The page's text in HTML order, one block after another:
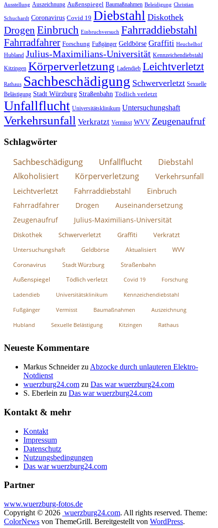
Ausstellung Auszeichnung Außenspiegel Baumaßnahmen Beleidigung Christian
Schuchardt Coronavirus Covid 19 Diebstahl Diskothek
Drogen Einbruch Einbruchversuch Fahrraddiebstahl
Fahrradfahrer Forschung Fußgänger Geldbörse Graffiti Heuchelhof
Hubland Julius-Maximilians-Universität Kennzeichendiebstahl
Kitzingen Körperverletzung Ladendieb Leichtverletzt
Rathaus Sachbeschädigung Schwerverletzt Sexuelle
Belästigung Stadt Würzburg Straßenbahn Tödlich verletzt
Unfallflucht Universitätsklinikum Untersuchungshaft
Verkehrsunfall Verkratzt Vermisst WVV Zeugenaufruf
Schlagwörter
Sachbeschädigung Unfallflucht
Diebstahl
Alkoholisiert
Körperverletzung Verkehrsunfall
Leichtverletzt Fahrraddiebstahl Einbruch
Fahrradfahrer Drogen
Auseinandersetzung
Zeugenaufruf
Julius-Maximilians-Universität
Diskothek Schwerverletzt Graffiti Verkratzt
Untersuchungshaft Geldbörse Aktualisiert
WVV
Coronavirus
Stadt Würzburg Straßenbahn
Außenspiegel Tödlich verletzt Covid 19 Forschung
Ladendieb Universitätsklinikum Kennzeichendiebstahl
Fußgänger Vermisst Baumaßnahmen Auszeichnung
Hubland Sexuelle Belästigung Kitzingen Rathaus
Neueste Kommentare
Markus Schneiderzu Abzocke durch unlauteren Elektro-
Notdienst
wuerzburg24.com zu Das war wuerzburg24.com
S. Eberlein zu Das war wuerzburg24.com
Kontakt & mehr
Kontakt
Impressum
Datenschutz
Nutzungsbedingungen
Das war wuerzburg24.com
Partner
www.wuerzburg-fotos.de
Copyright © 2026 wuerzburg24.com. All rights reserved. Theme:
ColorNews von ThemeGrill. Bereitgestellt von WordPress.